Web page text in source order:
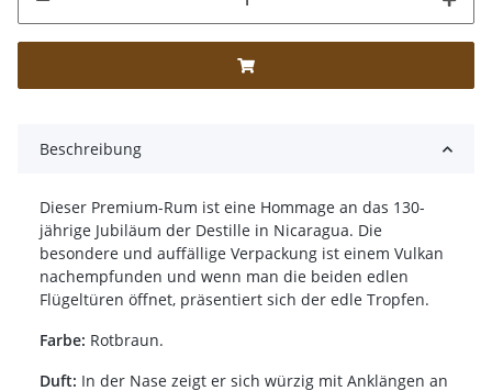
Beschreibung
Dieser Premium-Rum ist eine Hommage an das 130-
jährige Jubiläum der Destille in Nicaragua. Die
besondere und auffällige Verpackung ist einem Vulkan
nachempfunden und wenn man die beiden edlen
Flügeltüren öffnet, präsentiert sich der edle Tropfen.
Farbe: Rotbraun.
Duft: In der Nase zeigt er sich würzig mit Anklängen an